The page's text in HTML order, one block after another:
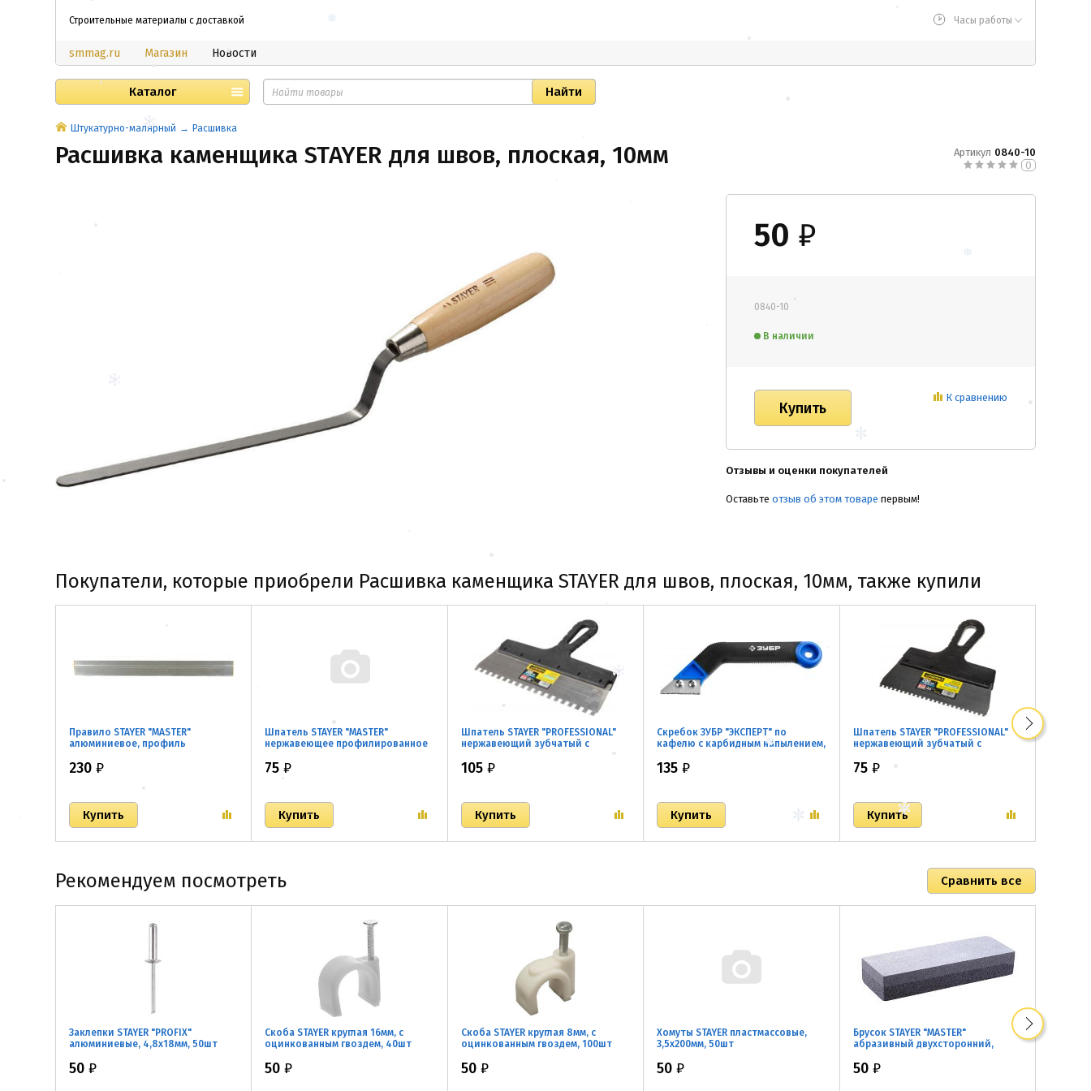
Строительные материалы с доставкой Часы работы
smmag.ru Магазин Новости
Каталог
Штукатурно-малярный Расшивка
Расшивка каменщика STAYER для швов, плоская, 10мм Артикул 0840-10
0
50 ₽
0840-10
В наличии
К сравнению
Отзывы и оценки покупателей
Оставьте отзыв об этом товаре первым!
Покупатели, которые приобрели Расшивка каменщика STAYER для швов, плоская, 10мм, также купили
Правило STAYER "MASTER"
алюминиевое, профиль
230 ₽
Шпатель STAYER "MASTER"
нержавеющее профилированное
75₽
Шпатель STAYER "PROFESSIONAL"
нержавеющий зубчатый с
8х8мм
105 ₽
Скребок ЗУБР "ЭКСПЕРТ" по
кафелю с карбидным напылением,
135₽
Шпатель STAYER "PROFESSIONAL"
нержавеющий зубчатый с
4х4мм
75 ₽
Рекомендуем посмотреть
Заклепки STAYER "PROFIX"
алюминиевые, 4,8х18мм, 50шт
50 ₽
Скоба STAYER круглая 16мм, с
оцинкованным гвоздем, 40шт
50₽
Скоба STAYER круглая 8мм, с
оцинкованным гвоздем, 100шт
50 ₽
Хомуты STAYER пластмассовые,
3,5х200мм, 50шт
50₽
Брусок STAYER "MASTER"
абразивный двухсторонний,
50 ₽